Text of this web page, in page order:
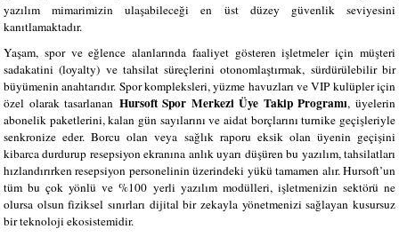
yazılım mimarimizin ulaşabileceği en üst düzey güvenlik seviyesini
kanıtlamaktadır.
Yaşam, spor ve eğlence alanlarında faaliyet gösteren işletmeler için müşteri
sadakatini (loyalty) ve tahsilat süreçlerini otonomlaştırmak, sürdürülebilir bir
büyümenin anahtarıdır. Spor kompleksleri, yüzme havuzları ve VIP kulüpler için
özel olarak tasarlanan Hursoft Spor Merkezi Üye Takip Programı, üyelerin
abonelik paketlerini, kalan gün sayılarını ve aidat borçlarını turnike geçişleriyle
senkronize eder. Borcu olan veya sağlık raporu eksik olan üyenin geçişini
kibarca durdurup resepsiyon ekranına anlık uyarı düşüren bu yazılım, tahsilatları
hızlandırırken resepsiyon personelinin üzerindeki yükü tamamen alır. Hursoft’un
tüm bu çok yönlü ve %100 yerli yazılım modülleri, işletmenizin sektörü ne
olursa olsun fiziksel sınırları dijital bir zekayla yönetmenizi sağlayan kusursuz
bir teknoloji ekosistemidir.